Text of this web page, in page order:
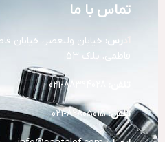
تماس با ما
رس: خیابان ولیعصر، خیابان
فاطمی، پلاک 53
تلفن:82805015-021